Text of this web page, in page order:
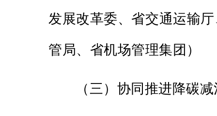
发展改革委、省交通运输
管局、省机场管理集团）
（三）协同推进降碳